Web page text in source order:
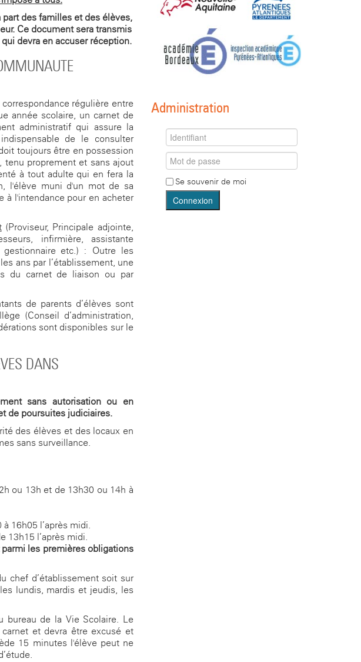
des familles et des élèves,
Ce document sera transmis
devra en accuser réception.
régulière entre
année scolaire, un carnet de
administratif qui assure la
de le consulter
toujours être en possession
tenu proprement et sans ajout
à tout adulte qui en fera la
l'élève muni d'un mot de sa
à l'intendance pour en acheter
(Proviseur, Principale adjointe,
infirmière, assistante
gestionnaire etc.) : Outre les
ans par l’établissement, une
du carnet de liaison ou par
de parents d’élèves sont
(Conseil d’administration,
sont disponibles sur le
DANS
sans autorisation ou en
de poursuites judiciaires.
des élèves et des locaux en
sans surveillance.
ou 13h et de 13h30 ou 14h à
16h05 l’après-midi.
13h15 l’après-midi.
les premières obligations
chef d’établissement soit sur
lundis, mardis et jeudis, les
bureau de la Vie Scolaire. Le
et devra être excusé et
15 minutes l'élève peut ne
Administration
Se souvenir de moi
Connexion